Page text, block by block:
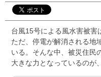
台風15号による風水害被害
ただ、停電が解消される地
いる。そんな中、被災住民
大きな力となっているのが